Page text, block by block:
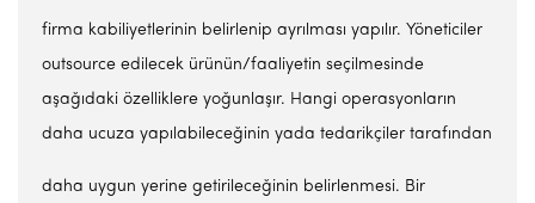
firma kabiliyetlerinin belirlenip ayrılması yapılır. Yöneticiler
outsource edilecek ürünün/faaliyetin seçilmesinde
aşağıdaki özelliklere yoğunlaşır. Hangi operasyonların
daha ucuza yapılabileceğinin yada tedarikçiler tarafından
daha uygun yerine getirileceğinin belirlenmesi. Bir